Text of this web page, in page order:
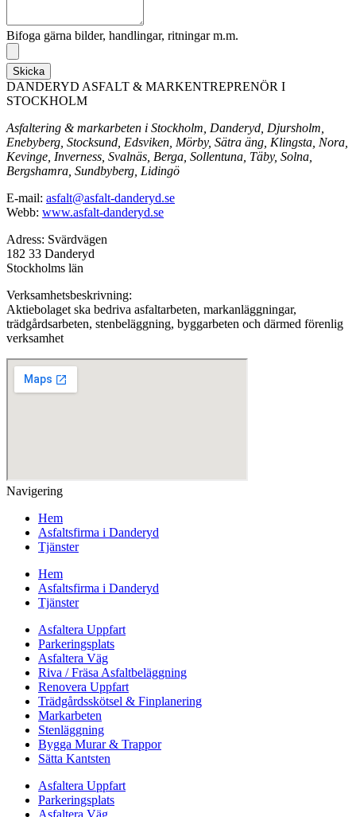
Bifoga gärna bilder, handlingar, ritningar m.m.
Skicka
DANDERYD ASFALT & MARKENTREPRENÖR I
STOCKHOLM
Asfaltering & markarbeten i Stockholm, Danderyd, Djursholm,
Enebyberg, Stocksund, Edsviken, Mörby, Sätra äng, Klingsta, Nora,
Kevinge, Inverness, Svalnäs, Berga, Sollentuna, Täby, Solna,
Bergshamra, Sundbyberg, Lidingö
E-mail: asfalt@asfalt-danderyd.se
Webb: www.asfalt-danderyd.se
Adress: Svärdvägen
182 33 Danderyd
Stockholms län
Verksamhetsbeskrivning:
Aktiebolaget ska bedriva asfaltarbeten, markanläggningar,
trädgårdsarbeten, stenbeläggning, byggarbeten och därmed förenlig
verksamhet
Navigering
Hem
Asfaltsfirma i Danderyd
Tjänster
Hem
Asfaltsfirma i Danderyd
Tjänster
Asfaltera Uppfart
Parkeringsplats
Asfaltera Väg
Riva / Fräsa Asfaltbeläggning
Renovera Uppfart
Trädgårdsskötsel & Finplanering
Markarbeten
Stenläggning
Bygga Murar & Trappor
Sätta Kantsten
Asfaltera Uppfart
Parkeringsplats